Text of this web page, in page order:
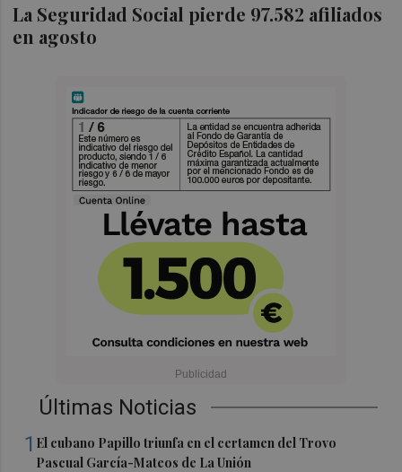
La Seguridad Social pierde 97.582 afiliados
en agosto
Últimas Noticias
1 El cubano Papillo triunfa en el certamen del Trovo
Pascual García-Mateos de La Unión